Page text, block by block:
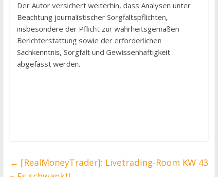
Der Autor versichert weiterhin, dass Analysen unter
Beachtung journalistischer Sorgfaltspflichten,
insbesondere der Pflicht zur wahrheitsgemäßen
Berichterstattung sowie der erforderlichen
Sachkenntnis, Sorgfalt und Gewissenhaftigkeit
abgefasst werden.
← [RealMoneyTrader]: Livetrading-Room KW 43